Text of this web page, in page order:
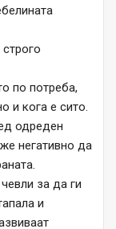
по потреба,
и кога е сито.
одреден
негативно да
за да ги
и